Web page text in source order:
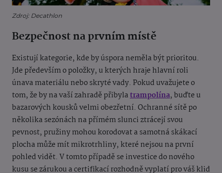
Zdroj: Decathlon
Bezpečnost na prvním místě
Existují kategorie, kde by úspora neměla být prioritou.
Jde především o položky, u kterých hraje hlavní roli
únava materiálu nebo skryté vady. Pokud uvažujete o
tom, že by na vaší zahradě přibylatrampolína, buďte u
bazarových kousků velmi obezřetní. Ochranné sítě po
několika sezónách na přímém slunci ztrácejí svou
pevnost, pružiny mohou korodovat a samotná skákací
plocha může mít mikrotrhliny, které nejsou na první
pohled vidět. V tomto případě se investice do nového
kusu se zárukou a certifikací rozhodně vyplatí pro váš klid